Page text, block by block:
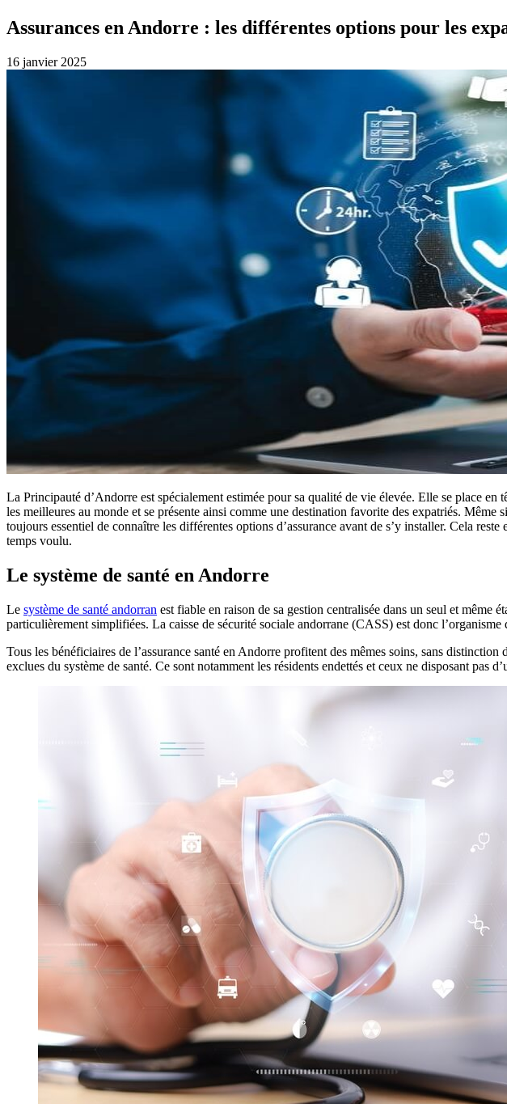
Assurances en Andorre : les différentes options pour les
16 janvier 2025
La Principauté d’Andorre est spécialement estimée pour sa qualité de vie élevée. Elle se place
les meilleures au monde et se présente ainsi comme une destination favorite des expatriés. Même
toujours essentiel de connaître les différentes options d’assurance avant de s’y installer. Cela
temps voulu.
Le système de santé en Andorre
Le système de santé andorran est fiable en raison de sa gestion centralisée dans un seul et même
particulièrement simplifiées. La caisse de sécurité sociale andorrane (CASS) est donc
Tous les bénéficiaires de l’assurance santé en Andorre profitent des mêmes soins, sans
exclues du système de santé. Ce sont notamment les résidents endettés et ceux ne disposant pas